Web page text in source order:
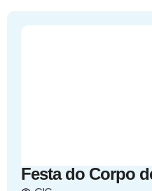
Festa do Corpo